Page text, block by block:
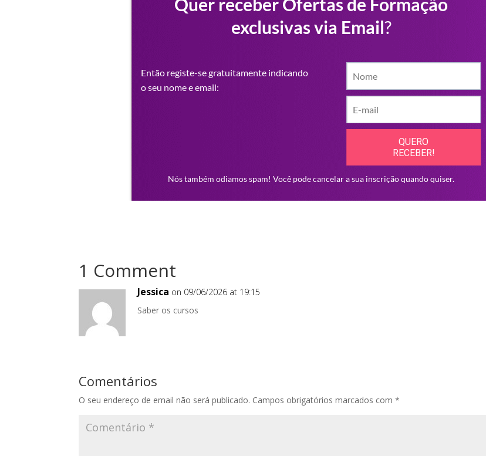
1 Comment
Jessica on 09/06/2026 at 19:15
Saber os cursos
Comentários
O seu endereço de email não será publicado. Campos obrigatórios marcados com*